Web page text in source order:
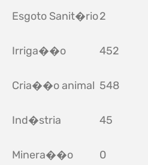
Esgoto Sanit�rio2
Irriga��o 452
Cria��o animal 548
Ind�stria 45
Minera��o 0